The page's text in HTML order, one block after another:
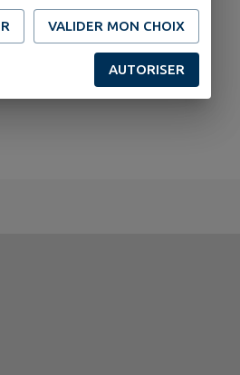
VALIDER MON CHOIX
AUTORISER